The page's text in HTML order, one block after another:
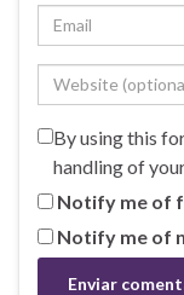
By using this
handling of
Notify me of
Notify me of